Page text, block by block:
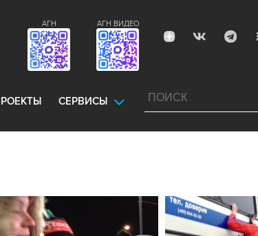
АГН ВИДЕО
АГН
СЕРВИСЫ